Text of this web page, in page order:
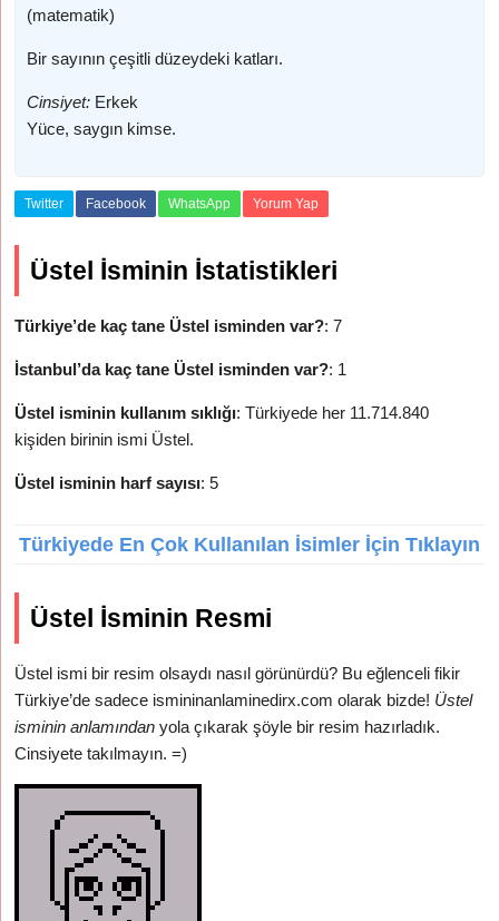
(matematik)
Bir sayının çeşitli düzeydeki katları.
Cinsiyet: Erkek
Yüce, saygın kimse.
Twitter Facebook WhatsApp Yorum Yap
Üstel İsminin İstatistikleri
Türkiye’de kaç tane Üstel isminden var?: 7
İstanbul’da kaç tane Üstel isminden var?: 1
Üstel isminin kullanım sıklığı: Türkiyede her 11.714.840
kişiden birinin ismi Üstel.
Üstel isminin harf sayısı: 5
Türkiyede En Çok Kullanılan İsimler İçin Tıklayın
Üstel İsminin Resmi
Üstel ismi bir resim olsaydı nasıl görünürdü? Bu eğlenceli fikir
Türkiye’de sadece ismininanlaminedirx.com olarak bizde! Üstel
isminin anlamından yola çıkarak şöyle bir resim hazırladık.
Cinsiyete takılmayın. =)